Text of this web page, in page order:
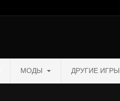
МОДЫ ДРУГИЕ ИГРЫ